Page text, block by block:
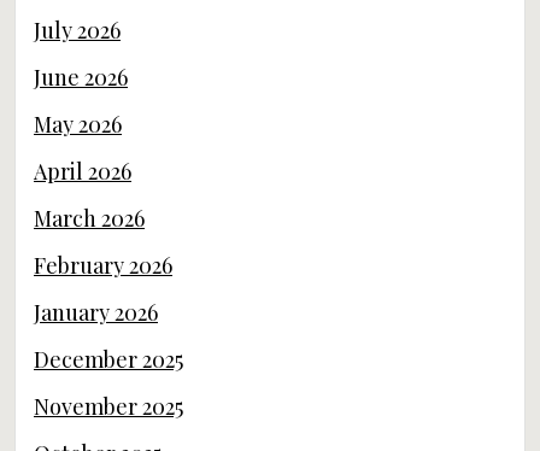
July 2026
June 2026
May 2026
April 2026
March 2026
February 2026
January 2026
December 2025
November 2025